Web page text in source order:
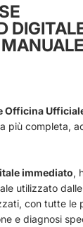
Officina
più completa,
immediato,
utilizzato
con tutte le
e diagnosi